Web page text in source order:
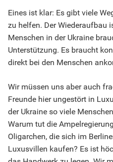
Eines ist klar: Es gibt viele
zu helfen. Der Wiederaufbau
Menschen in der Ukraine
Unterstützung. Es braucht
direkt bei den Menschen
Wir müssen uns aber auch
Freunde hier ungestört in
der Ukraine so viele
Warum tut die
Oligarchen, die sich im
Luxusvillen kaufen? Es ist